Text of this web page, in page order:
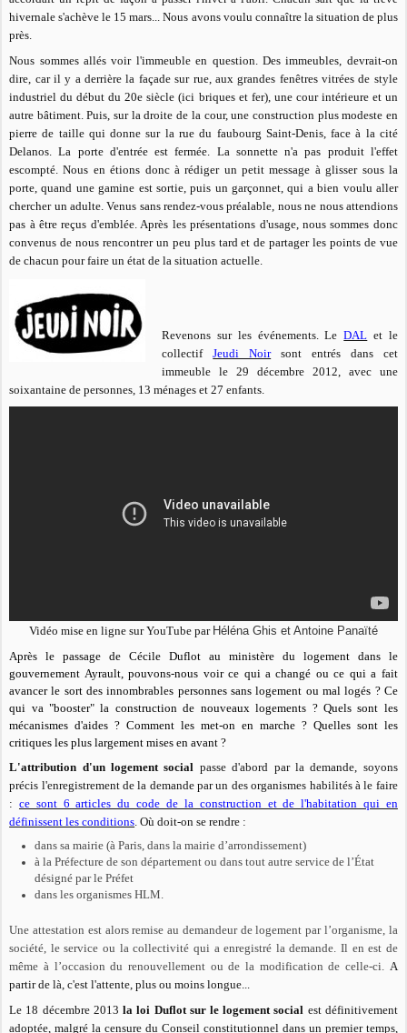
hivernale s'achève le 15 mars... Nous avons voulu connaître la situation de plus
près.
Nous sommes allés voir l'immeuble en question. Des immeubles, devrait-on
dire, car il y a derrière la façade sur rue, aux grandes fenêtres vitrées de style
industriel du début du 20e siècle (ici briques et fer), une cour intérieure et un
autre bâtiment. Puis, sur la droite de la cour, une construction plus modeste en
pierre de taille qui donne sur la rue du faubourg Saint-Denis, face à la cité
Delanos. La porte d'entrée est fermée. La sonnette n'a pas produit l'effet
escompté. Nous en étions donc à rédiger un petit message à glisser sous la
porte, quand une gamine est sortie, puis un garçonnet, qui a bien voulu aller
chercher un adulte. Venus sans rendez-vous préalable, nous ne nous attendions
pas à être reçus d'emblée. Après les présentations d'usage, nous sommes donc
convenus de nous rencontrer un peu plus tard et de partager les points de vue
de chacun pour faire un état de la situation actuelle.
Revenons sur les événements. LeDAL et le
collectifJeudi Noirsont entrés dans cet
immeuble le 29 décembre 2012, avec une
soixantaine de personnes, 13 ménages et 27 enfants.
Vidéo mise en ligne sur YouTube par Héléna Ghis et Antoine Panaïté
Après le passage de Cécile Duflot au ministère du logement dans le
gouvernement Ayrault, pouvons-nous voir ce qui a changé ou ce qui a fait
avancer le sort des innombrables personnes sans logement ou mal logés ? Ce
qui va "booster" la construction de nouveaux logements ? Quels sont les
mécanismes d'aides ? Comment les met-on en marche ? Quelles sont les
critiques les plus largement mises en avant ?
L'attribution d'un logement social passe d'abord par la demande, soyons
précis l'enregistrement de la demande par un des organismes habilités à le faire
: ce sont 6 articles du code de la construction et de l'habitation qui en
définissent les conditions . Où doit-on se rendre :
dans sa mairie (à Paris, dans la mairie d’arrondissement)
à la Préfecture de son département ou dans tout autre service de l’État
désigné par le Préfet
dans les organismes HLM.
Une attestation est alors remise au demandeur de logement par l’organisme, la
société, le service ou la collectivité qui a enregistré la demande. Il en est de
même à l’occasion du renouvellement ou de la modification de celle-ci. A
partir de là, c'est l'attente, plus ou moins longue...
Le 18 décembre 2013la loi Duflot sur le logement social est définitivement
adoptée, malgré la censure du Conseil constitutionnel dans un premier temps,